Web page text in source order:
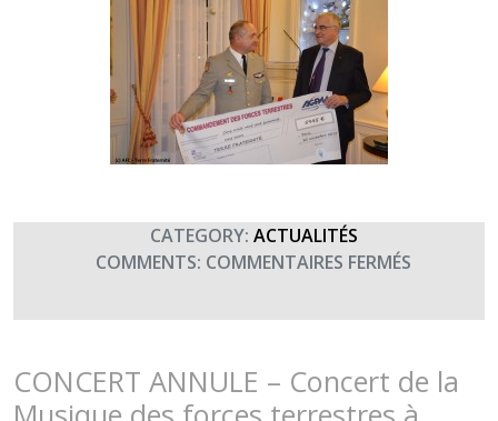
CATEGORY: ACTUALITÉS
COMMENTS: COMMENTAIRES FERMÉS
DE
DU
CONCERT ANNULE – Concert de la